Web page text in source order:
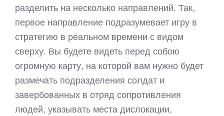
разделить на несколько направлений. Так,
первое направление подразумевает игру в
стратегию в реальном времени с видом
сверху. Вы будете видеть перед собою
огромную карту, на которой вам нужно будет
размечать подразделения солдат и
завербованных в отряд сопротивления
людей, указывать места дислокации,